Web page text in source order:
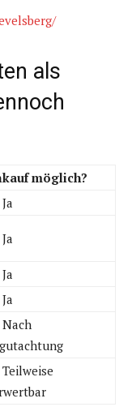
als
möglich?
Ja
Ja
Ja
Ja
Nach
Teilweise